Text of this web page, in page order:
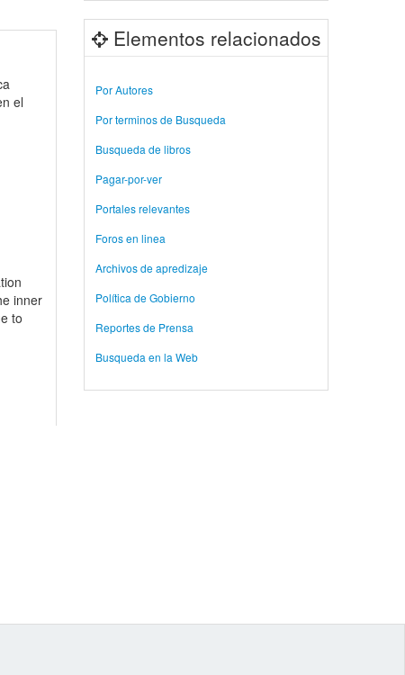
Elementos relacionados
Por Autores
Por terminos de Busqueda
Busqueda de libros
Pagar-por-ver
Portales relevantes
Foros en linea
Archivos de apredizaje
Política de Gobierno
Reportes de Prensa
Busqueda en la Web
el
inner
to